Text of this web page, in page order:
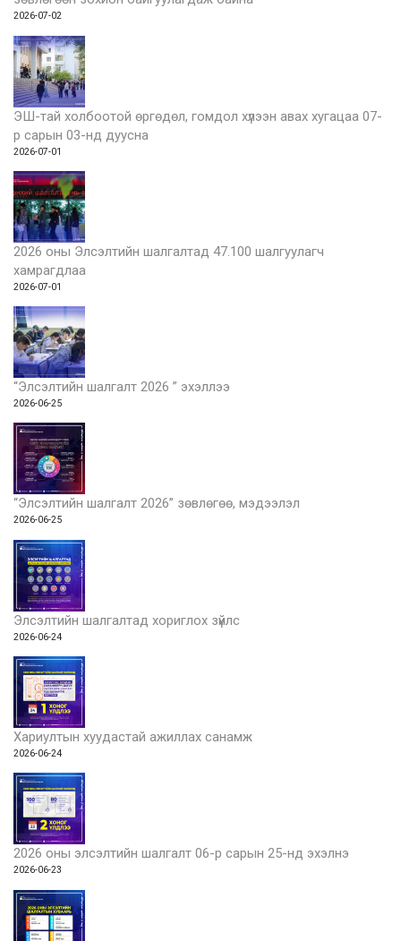
2026-07-02
ЭШ-тай холбоотой өргөдөл, гомдол хүлээн авах хугацаа 07-
р сарын 03-нд дуусна
2026-07-01
2026 оны Элсэлтийн шалгалтад 47.100 шалгуулагч
хамрагдлаа
2026-07-01
“Элсэлтийн шалгалт 2026 ” эхэллээ
2026-06-25
“Элсэлтийн шалгалт 2026” зөвлөгөө, мэдээлэл
2026-06-25
Элсэлтийн шалгалтад хориглох зүйлс
2026-06-24
Хариултын хуудастай ажиллах санамж
2026-06-24
2026 оны элсэлтийн шалгалт 06-р сарын 25-нд эхэлнэ
2026-06-23